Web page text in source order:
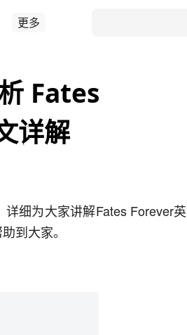
更多
Fates
详解
细为大家讲解Fates Forever英
到大家。